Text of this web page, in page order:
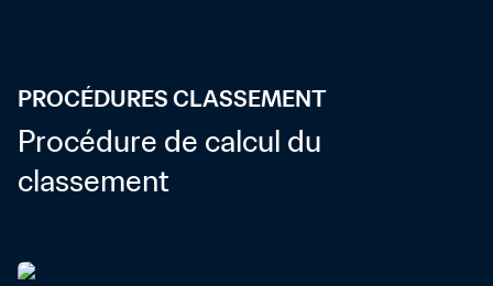
PROCÉDURES CLASSEMENT
Procédure de calcul du
classement